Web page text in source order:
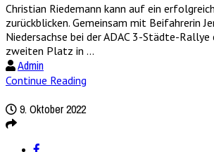
Christian Riedemann kann auf ein
zurückblicken. Gemeinsam mit Beifahrerin
Niedersachse bei der ADAC 3-Städte-
zweiten Platz in ...
Admin
Continue Reading
9. Oktober 2022